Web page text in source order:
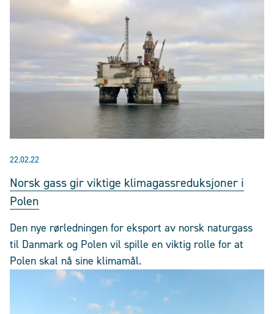
22.02.22
Norsk gass gir viktige klimagassreduksjoner i
Polen
Den nye rørledningen for eksport av norsk naturgass
til Danmark og Polen vil spille en viktig rolle for at
Polen skal nå sine klimamål.